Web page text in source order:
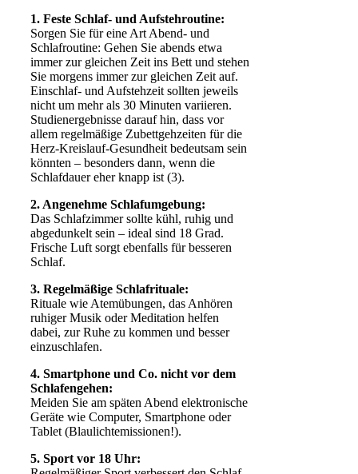
1. Feste Schlaf- und Aufstehroutine:
Sorgen Sie für eine Art Abend- und
Schlafroutine: Gehen Sie abends etwa
immer zur gleichen Zeit ins Bett und stehen
Sie morgens immer zur gleichen Zeit auf.
Einschlaf- und Aufstehzeit sollten jeweils
nicht um mehr als 30 Minuten variieren.
Studienergebnisse darauf hin, dass vor
allem regelmäßige Zubettgehzeiten für die
Herz-Kreislauf-Gesundheit bedeutsam sein
könnten – besonders dann, wenn die
Schlafdauer eher knapp ist (3).
2. Angenehme Schlafumgebung:
Das Schlafzimmer sollte kühl, ruhig und
abgedunkelt sein – ideal sind 18 Grad.
Frische Luft sorgt ebenfalls für besseren
Schlaf.
3. Regelmäßige Schlafrituale:
Rituale wie Atemübungen, das Anhören
ruhiger Musik oder Meditation helfen
dabei, zur Ruhe zu kommen und besser
einzuschlafen.
4. Smartphone und Co. nicht vor dem
Schlafengehen:
Meiden Sie am späten Abend elektronische
Geräte wie Computer, Smartphone oder
Tablet (Blaulichtemissionen!).
5. Sport vor 18 Uhr: